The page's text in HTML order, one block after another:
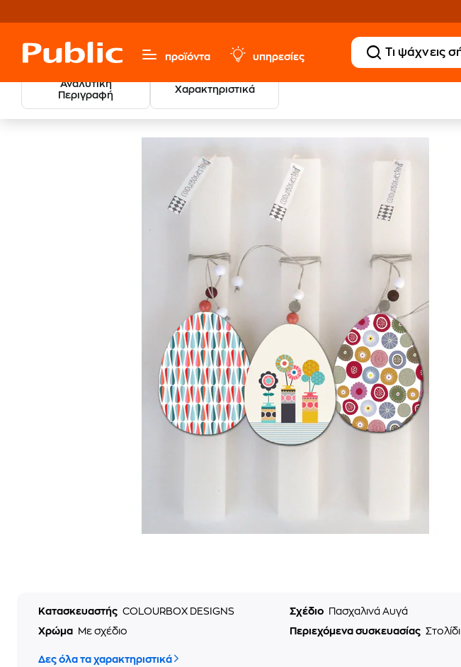
προϊόντα υπηρεσίες
Αναλυτική
Περιγραφή
Χαρακτηριστικά
Πασχαλινά
Κατασκευαστής COLOURBOX DESIGNS Σχέδιο
Πασχαλινά Αυγά
Χρώμα
Με σχέδιο Περιεχόμενα συσκευασίας Στολίδι
Δες όλα τα χαρακτηριστικά